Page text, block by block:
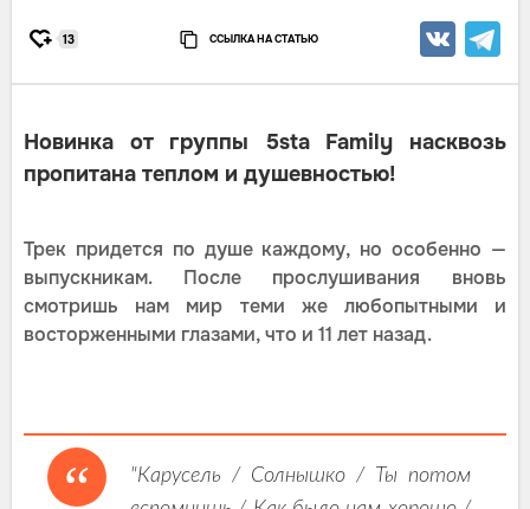
13 ССЫЛКА НА СТАТЬЮ
Новинка от группы 5sta Family насквозь
пропитана теплом и душевностью!
Трек придется по душе каждому, но особенно —
выпускникам. После прослушивания вновь
смотришь нам мир теми же любопытными и
восторженными глазами, что и 11 лет назад.
"Карусель / Солнышко / Ты потом